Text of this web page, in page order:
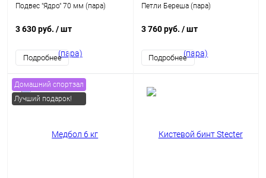
Подвес "Ядро" 70 мм (пара)
3 630 руб. / шт
Подробнее
Петли Береша (пара)
3 760 руб. / шт
Подробнее
Домашний спортзал
Лучший подарок!